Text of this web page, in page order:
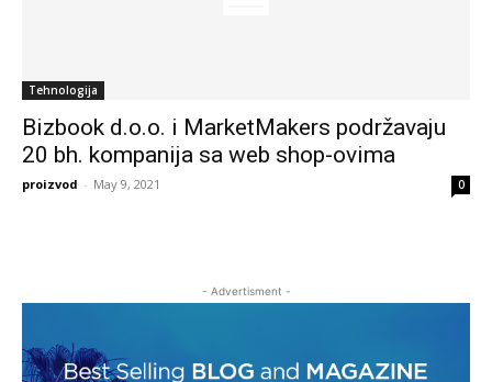
Tehnologija
Bizbook d.o.o. i MarketMakers podržavaju
20 bh. kompanija sa web shop-ovima
proizvod - May 9, 2021 0
- Advertisment -